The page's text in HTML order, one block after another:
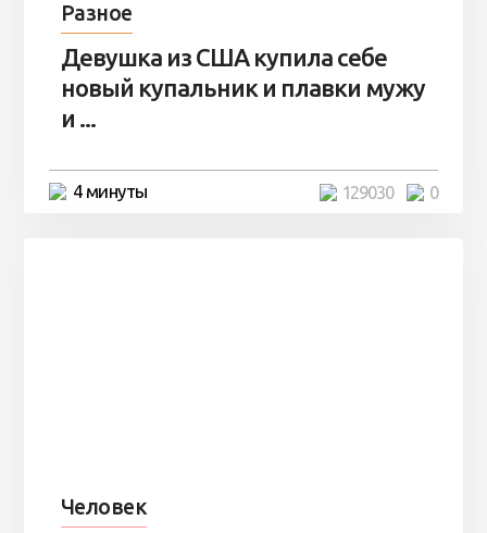
Разное
Девушка из США купила себе
новый купальник и плавки мужу
и ...
4 минуты 0
129030
Человек